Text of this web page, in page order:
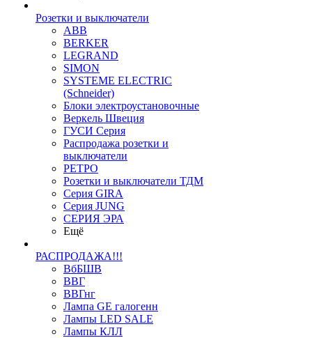
Розетки и выключатели
ABB
BERKER
LEGRAND
SIMON
SYSTEME ELECTRIC
(Schneider)
Блоки электроустановочные
Веркель Швеция
ГУСИ Серия
Распродажа розетки и
выключатели
РЕТРО
Розетки и выключатели ТДМ
Серия GIRA
Серия JUNG
СЕРИЯ ЭРА
Ещё
РАСПРОДАЖА!!!
ВбБШВ
ВВГ
ВВГнг
Лампа GE галогенн
Лампы LED SALE
Лампы КЛЛ